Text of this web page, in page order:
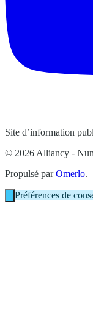
Site d’information
© 2026 Alliancy -
Propulsé parOmerlo.
Préférences de